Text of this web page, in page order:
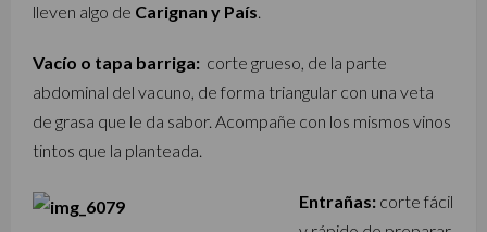
lleven algo de Carignan y País.
Vacío o tapa barriga: corte grueso, de la parte
abdominal del vacuno, de forma triangular con una veta
de grasa que le da sabor. Acompañe con los mismos vinos
tintos que la planteada.
Entrañas: corte fácil